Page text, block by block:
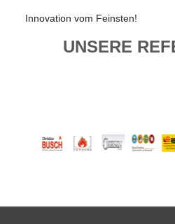
Innovation vom Feinsten!
UNSERE